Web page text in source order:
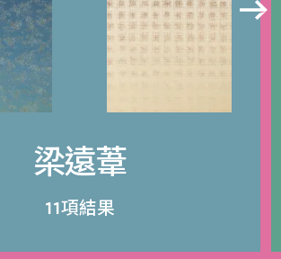
梁遠葦
11項結果